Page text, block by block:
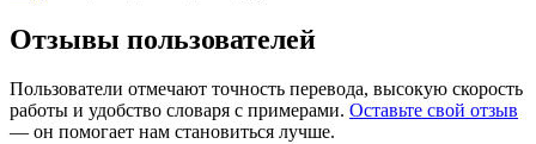
Отзывы пользователей
Пользователи отмечают точность перевода, высокую скорость
работы и удобство словаря с примерами. Оставьте свой отзыв
— он помогает нам становиться лучше.